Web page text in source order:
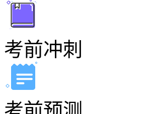
考前冲刺